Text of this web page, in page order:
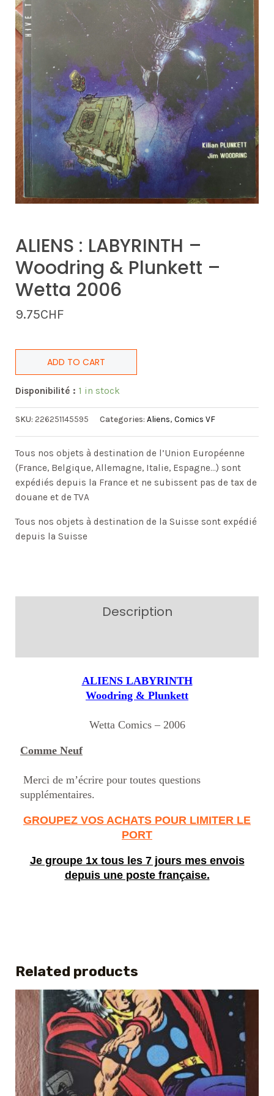
ALIENS : LABYRINTH –
Woodring & Plunkett –
Wetta 2006
9.75CHF
ADD TO CART
Disponibilité : 1 in stock
SKU: 226251145595 Categories: Aliens, Comics VF
Tous nos objets à destination de l’Union Européenne
(France, Belgique, Allemagne, Italie, Espagne…) sont
expédiés depuis la France et ne subissent pas de tax de
douane et de TVA
Tous nos objets à destination de la Suisse sont expédié
depuis la Suisse
Description
ALIENS LABYRINTH
Woodring & Plunkett
Wetta Comics – 2006
Comme Neuf
Merci de m’écrire pour toutes questions
supplémentaires.
GROUPEZ VOS ACHATS POUR LIMITER LE
PORT
Je groupe 1x tous les 7 jours mes envois
depuis une poste française.
Related products